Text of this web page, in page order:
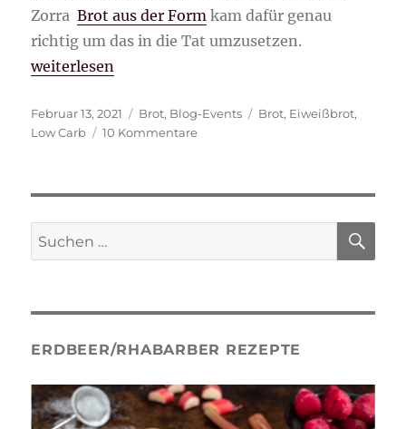
ZorraBrot aus der Form kam dafür genau
richtig um das in die Tat umzusetzen.
„Eiweißbrot“
weiterlesen
Veröffentlicht
am
Februar 13, 2021 Kategorien
Brot, Blog-Events Schlagwörter
Brot, Eiweißbrot,
Low Carb
10 Kommentarezu
Suche
nach:
ERDBEER/RHABARBER REZEPTE